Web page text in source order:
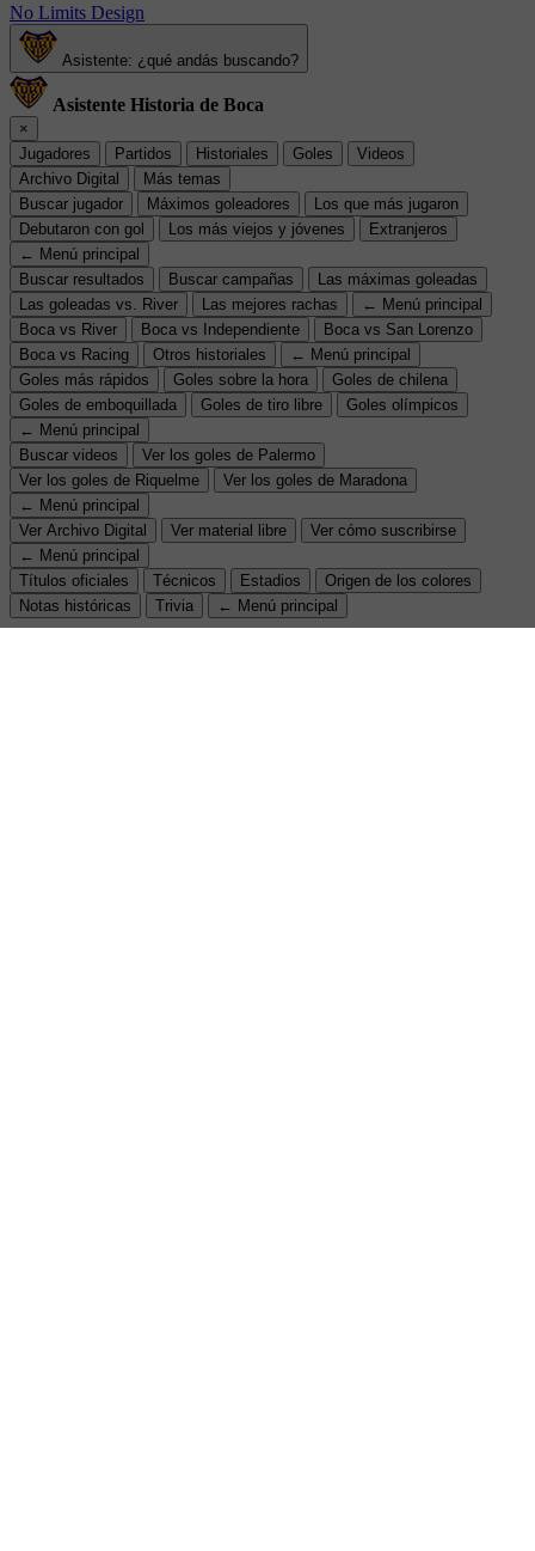
No Limits Design
Asistente: ¿qué andás buscando?
Asistente Historia de Boca
×
Jugadores
Partidos Historiales Goles
Videos
Archivo Digital
Más temas
Buscar jugador
Máximos goleadores
Los que más jugaron
Debutaron con gol
Los más viejos y jóvenes
Extranjeros
← Menú principal
Buscar resultados
Buscar campañas
Las máximas goleadas
Las goleadas vs. River
Las mejores rachas
← Menú principal
Boca vs River
Boca vs Independiente
Boca vs San Lorenzo
Boca vs Racing
Otros historiales
← Menú principal
Goles más rápidos
Goles sobre la hora
Goles de chilena
Goles de emboquillada
Goles de tiro libre
Goles olímpicos
← Menú principal
Buscar videos
Ver los goles de Palermo
Ver los goles de Riquelme
Ver los goles de Maradona
← Menú principal
Ver Archivo Digital
Ver material libre
Ver cómo suscribirse
← Menú principal
Títulos oficiales
Técnicos Estadios
Origen de los colores
Notas históricas
Trivia ← Menú principal